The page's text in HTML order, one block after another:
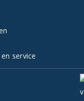
service